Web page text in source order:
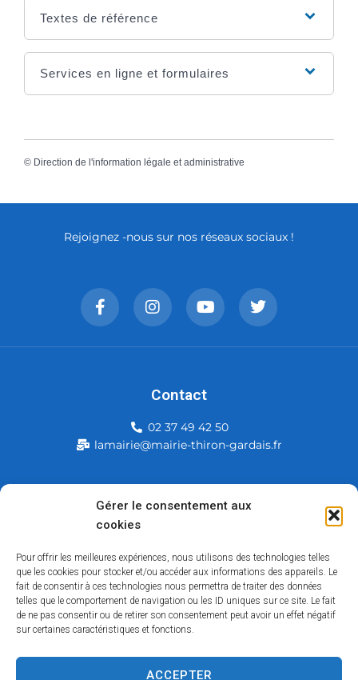
Gérer le consentement aux
cookies
Pour offrir les meilleures expériences, nous utilisons des technologies telles
que les cookies pour stocker et/ou accéder aux informations des appareils. Le
fait de consentir à ces technologies nous permettra de traiter des données
telles que le comportement de navigation ou les ID uniques sur ce site. Le fait
de ne pas consentir ou de retirer son consentement peut avoir un effet négatif
sur certaines caractéristiques et fonctions.
ACCEPTER
Textes de référence
Services en ligne et formulaires
© Direction de l'information légale et administrative
Mairie de Thiron-Gardais
28480 Thiron-Gardais
Rejoignez -nous sur nos réseaux sociaux !
Contact
02 37 49 42 50
lamairie@mairie-thiron-gardais.fr